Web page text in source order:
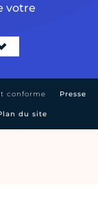
votre
conforme Presse
du site